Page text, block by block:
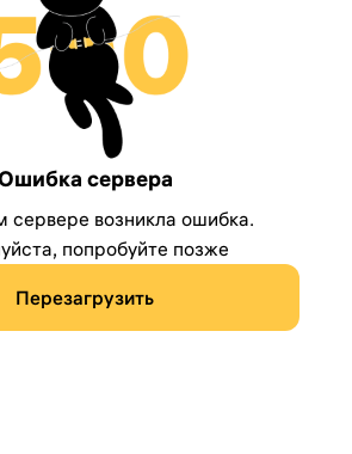
сервера
возникла ошибка.
попробуйте позже
Перезагрузить